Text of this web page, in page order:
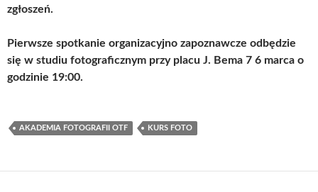
zgłoszeń.
Pierwsze spotkanie organizacyjno zapoznawcze odbędzie
się w studiu fotograficznym przy placu J. Bema 7 6 marca o
godzinie 19:00.
AKADEMIA FOTOGRAFII OTF KURS FOTO